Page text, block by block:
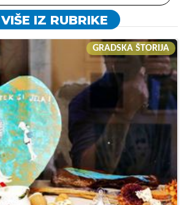
VIŠE IZ RUBRIKE
GRADSKA ŠTORIJA